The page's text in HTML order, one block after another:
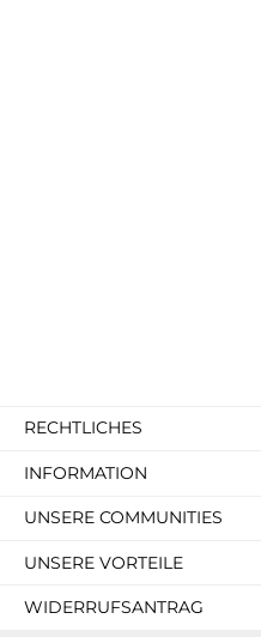
RECHTLICHES
INFORMATION
UNSERE COMMUNITIES
UNSERE VORTEILE
WIDERRUFSANTRAG